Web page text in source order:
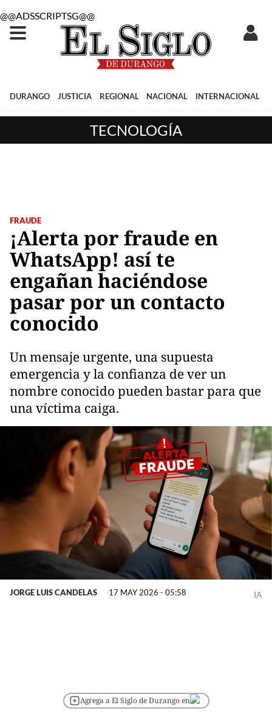
@@ADSSCRIPTSG@@
DURANGO JUSTICIA REGIONAL NACIONAL INTERNACIONAL
TECNOLOGÍA
FRAUDE
¡Alerta por fraude en
WhatsApp! así te
engañan haciéndose
pasar por un contacto
conocido
Un mensaje urgente, una supuesta
emergencia y la confianza de ver un
nombre conocido pueden bastar para que
una víctima caiga.
IA
JORGE LUIS CANDELAS 17 MAY 2026 - 05:58
Agrega a El Siglo de Durango en